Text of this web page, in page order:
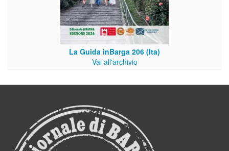
La Guida inBarga 206 (Ita)
Vai all'archivio